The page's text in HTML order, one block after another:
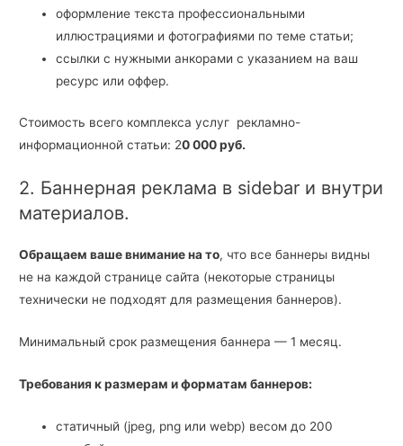
оформление текста профессиональными
иллюстрациями и фотографиями по теме статьи;
ссылки с нужными анкорами с указанием на ваш
ресурс или оффер.
Стоимость всего комплекса услуг рекламно-
информационной статьи: 20 000 руб.
2. Баннерная реклама в sidebar и внутри
материалов.
Обращаем ваше внимание на то, что все баннеры видны
не на каждой странице сайта (некоторые страницы
технически не подходят для размещения баннеров).
Минимальный срок размещения баннера — 1 месяц.
Требования к размерам и форматам баннеров:
статичный (jpeg, png или webp) весом до 200